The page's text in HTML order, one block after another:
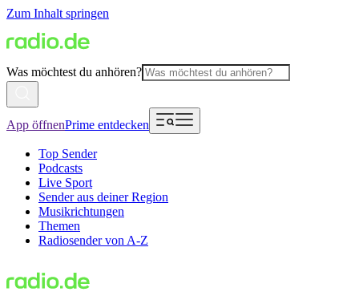
Zum Inhalt springen
Was möchtest du anhören?
App öffnenPrime entdecken
Top Sender
Podcasts
Live Sport
Sender aus deiner Region
Musikrichtungen
Themen
Radiosender von A-Z